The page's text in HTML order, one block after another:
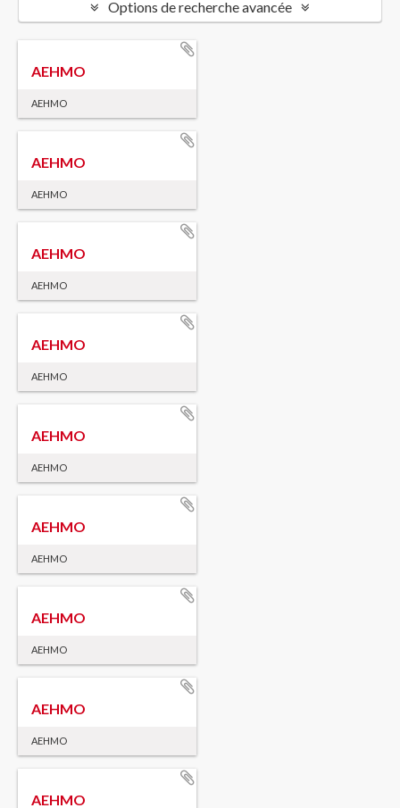
Options de recherche avancée
AEHMO
AEHMO
AEHMO
AEHMO
AEHMO
AEHMO
AEHMO
AEHMO
AEHMO
AEHMO
AEHMO
AEHMO
AEHMO
AEHMO
AEHMO
AEHMO
AEHMO